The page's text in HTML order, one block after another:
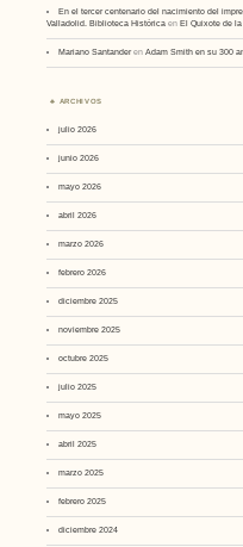
En el tercer centenario del nacimiento del
Valladolid. Biblioteca Histórica enEl Quixote de la
Mariano SantanderenAdam Smith en su 300
ARCHIVOS
julio 2026
junio 2026
mayo 2026
abril 2026
marzo 2026
febrero 2026
diciembre 2025
noviembre 2025
octubre 2025
julio 2025
mayo 2025
abril 2025
marzo 2025
febrero 2025
diciembre 2024